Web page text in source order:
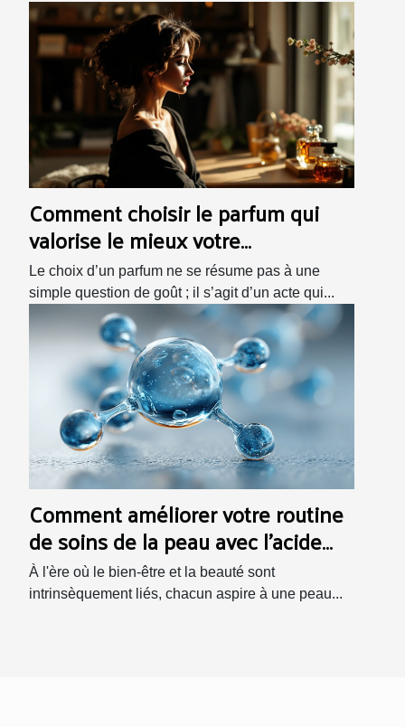
Comment choisir le parfum qui
valorise le mieux votre
personnalité ?
Le choix d’un parfum ne se résume pas à une
simple question de goût ; il s’agit d’un acte qui...
Comment améliorer votre routine
de soins de la peau avec l'acide
hyaluronique pour un teint
rayonnant
À l'ère où le bien-être et la beauté sont
intrinsèquement liés, chacun aspire à une peau...